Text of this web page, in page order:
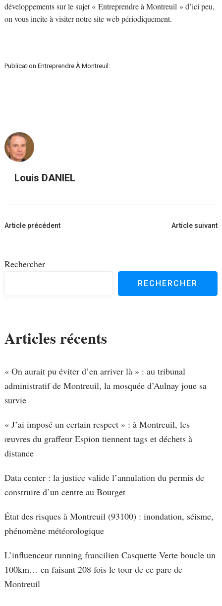
développements sur le sujet « Entreprendre à Montreuil » d’ici peu,
on vous incite à visiter notre site web périodiquement.
Publication Entreprendre À Montreuil:
Louis DANIEL
Navigation
Article précédent Article suivant
Rechercher
RECHERCHER
Articles récents
« On aurait pu éviter d’en arriver là » : au tribunal
administratif de Montreuil, la mosquée d’Aulnay joue sa
survie
« J’ai imposé un certain respect » : à Montreuil, les
œuvres du graffeur Espion tiennent tags et déchets à
distance
Data center : la justice valide l’annulation du permis de
construire d’un centre au Bourget
État des risques à Montreuil (93100) : inondation, séisme,
phénomène météorologique
L’influenceur running francilien Casquette Verte boucle un
100km… en faisant 208 fois le tour de ce parc de
Montreuil